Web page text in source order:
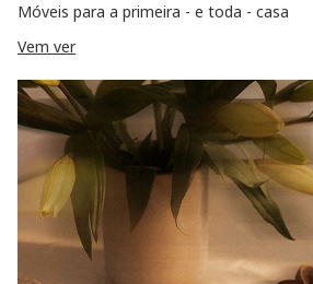
Móveis para a primeira - e toda - casa
Vem ver